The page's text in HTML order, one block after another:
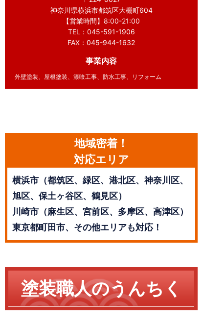
神奈川県横浜市都筑区大棚町604
【営業時間】8:00-21:00
TEL：045-591-1906
FAX：045-944-1632
事業内容
外壁塗装、屋根塗装、漆喰工事、防水工事、リフォーム
地域密着！
対応エリア
横浜市（都筑区、緑区、港北区、神奈川区、
旭区、保土ヶ谷区、鶴見区）
川崎市（麻生区、宮前区、多摩区、高津区）
東京都町田市、その他エリアも対応！
塗装職人のうんちく